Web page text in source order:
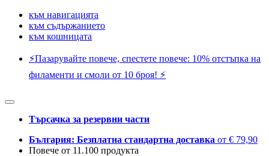
към навигацията
към съдържанието
към кошницата
⚡️Пазарувайте повече, спестете повече: 10% отстъпка на
филаменти и смоли от 10 броя! ⚡️
Търсачка за резервни части
България: Безплатна стандартна доставка от € 79,90
Повече от 11.100 продукта